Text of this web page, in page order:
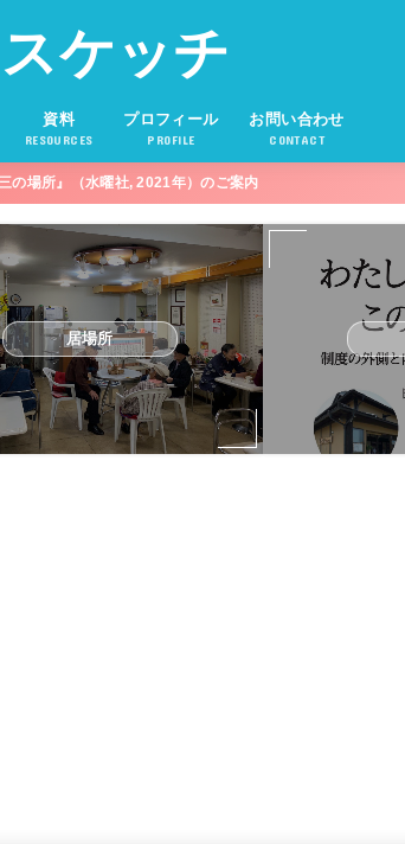
ケッチ
資料
RESOURCES
プロフィール
PROFILE
お問い合わせ
CONTACT
の場所』（水曜社, 2021年）のご案内
居場所